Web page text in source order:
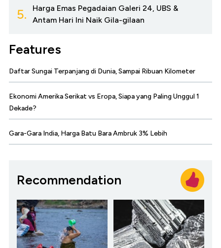
5.
Harga Emas Pegadaian Galeri 24, UBS &
Antam Hari Ini Naik Gila-gilaan
Features
Daftar Sungai Terpanjang di Dunia, Sampai Ribuan Kilometer
Ekonomi Amerika Serikat vs Eropa, Siapa yang Paling Unggul 1
Dekade?
Gara-Gara India, Harga Batu Bara Ambruk 3% Lebih
Recommendation